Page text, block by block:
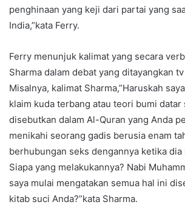
penghinaan yang keji dari partai yang
India,”kata Ferry.
Ferry menunjuk kalimat yang secara
Sharma dalam debat yang ditayangkan
Misalnya, kalimat Sharma,”Haruskah
klaim kuda terbang atau teori bumi
disebutkan dalam Al-Quran yang Anda
menikahi seorang gadis berusia enam
berhubungan seks dengannya ketika
Siapa yang melakukannya? Nabi
saya mulai mengatakan semua hal ini
kitab suci Anda?”kata Sharma.